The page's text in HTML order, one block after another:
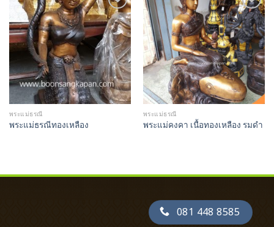
Add to
Wishlist
พระแม่ธรณี
พระแม่ธรณีทองเหลือง
Add to
Wishlist
พระแม่ธรณี
พระแม่คงคา เนื้อทองเหลือง รมดำ
081 448 8585